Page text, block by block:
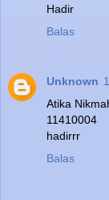
Hadir
Balas
Unknown
Atika
11410004
hadirrr
Balas